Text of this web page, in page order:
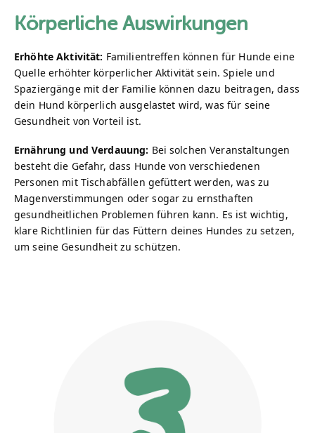
Körperliche Auswirkungen
Erhöhte Aktivität: Familientreffen können für Hunde eine
Quelle erhöhter körperlicher Aktivität sein. Spiele und
Spaziergänge mit der Familie können dazu beitragen, dass
dein Hund körperlich ausgelastet wird, was für seine
Gesundheit von Vorteil ist.
Ernährung und Verdauung: Bei solchen Veranstaltungen
besteht die Gefahr, dass Hunde von verschiedenen
Personen mit Tischabfällen gefüttert werden, was zu
Magenverstimmungen oder sogar zu ernsthaften
gesundheitlichen Problemen führen kann. Es ist wichtig,
klare Richtlinien für das Füttern deines Hundes zu setzen,
um seine Gesundheit zu schützen.